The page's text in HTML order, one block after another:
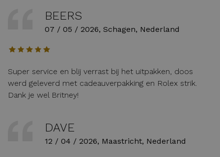
BEERS
07 / 05 / 2026, Schagen, Nederland
Super service en blij verrast bij het uitpakken, doos
werd geleverd met cadeauverpakking en Rolex strik.
Dank je wel Britney!
DAVE
12 / 04 / 2026, Maastricht, Nederland